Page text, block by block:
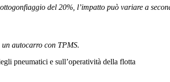
del 20%, l’impatto può variare a
autocarro con TPMS.
pneumatici e sull’operatività della flotta